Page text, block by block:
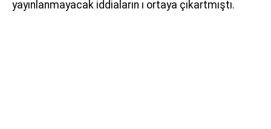
yayınlanmayacak iddiaların ı ortaya çıkartmıştı.